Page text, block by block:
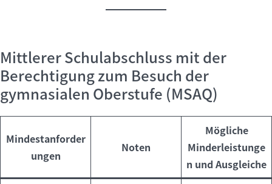
Mittlerer Schulabschluss mit der
Berechtigung zum Besuch der
gymnasialen Oberstufe (MSAQ)
Mindestanforder
ungen
Noten
Mögliche
Minderleistunge
n und Ausgleiche